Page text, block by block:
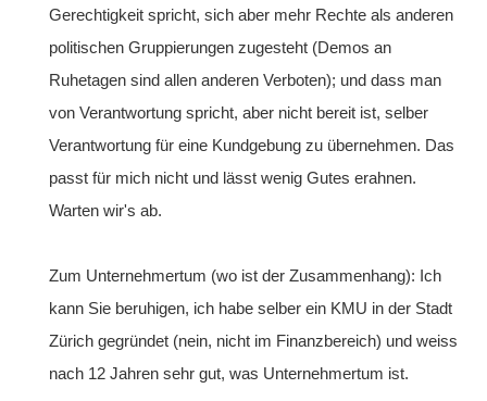
Gerechtigkeit spricht, sich aber mehr Rechte als anderen
politischen Gruppierungen zugesteht (Demos an
Ruhetagen sind allen anderen Verboten); und dass man
von Verantwortung spricht, aber nicht bereit ist, selber
Verantwortung für eine Kundgebung zu übernehmen. Das
passt für mich nicht und lässt wenig Gutes erahnen.
Warten wir's ab.
Zum Unternehmertum (wo ist der Zusammenhang): Ich
kann Sie beruhigen, ich habe selber ein KMU in der Stadt
Zürich gegründet (nein, nicht im Finanzbereich) und weiss
nach 12 Jahren sehr gut, was Unternehmertum ist.